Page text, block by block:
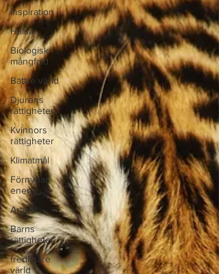
Inspiration
Hälsa
Biologisk
mångfald
Bättre värld
Djurens
rättigheter
Kvinnors
rättigheter
Klimatmål
Förnybar
energi
Artikel
Barns
rättigheter
fredligare
värld